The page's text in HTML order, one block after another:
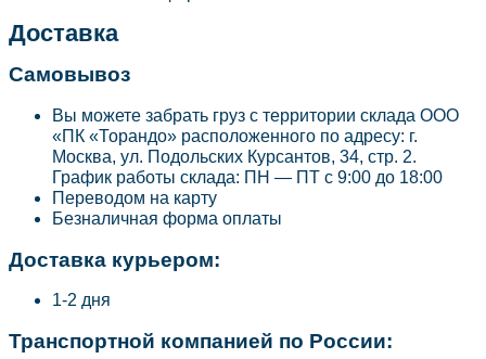
Доставка
Самовывоз
Вы можете забрать груз с территории склада ООО
«ПК «Торандо» расположенного по адресу: г.
Москва, ул. Подольских Курсантов, 34, стр. 2.
График работы склада: ПН — ПТ с 9:00 до 18:00
Переводом на карту
Безналичная форма оплаты
Доставка курьером:
1-2 дня
Транспортной компанией по России: